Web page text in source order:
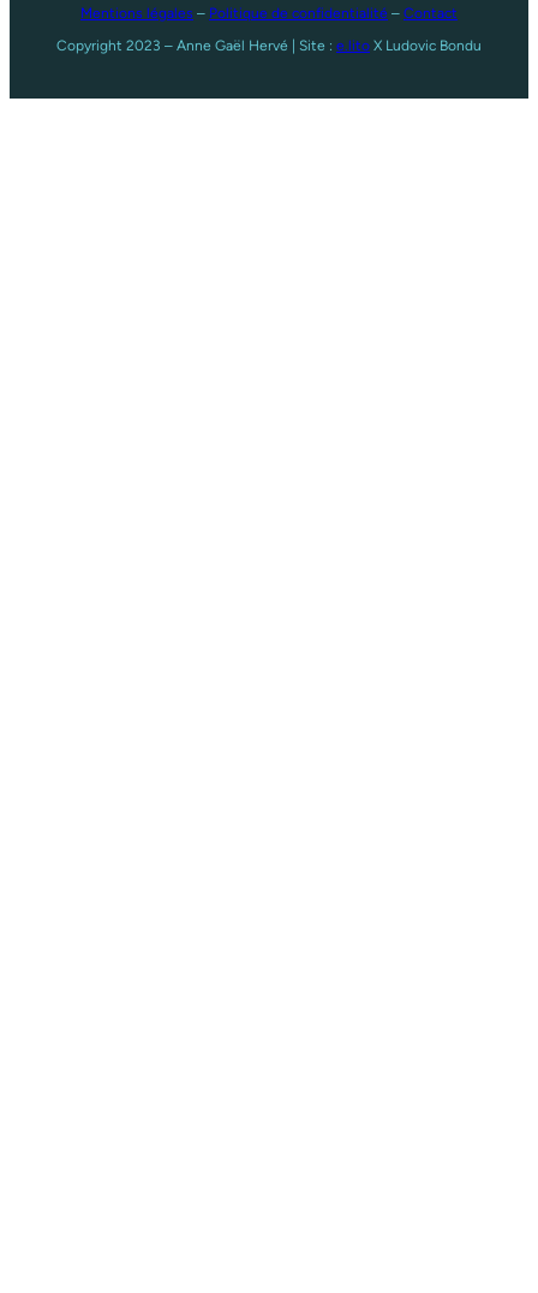
Mentions légales – Politique de confidentialité – Contact
Copyright 2023 – Anne Gaël Hervé | Site : e.lito X Ludovic Bondu